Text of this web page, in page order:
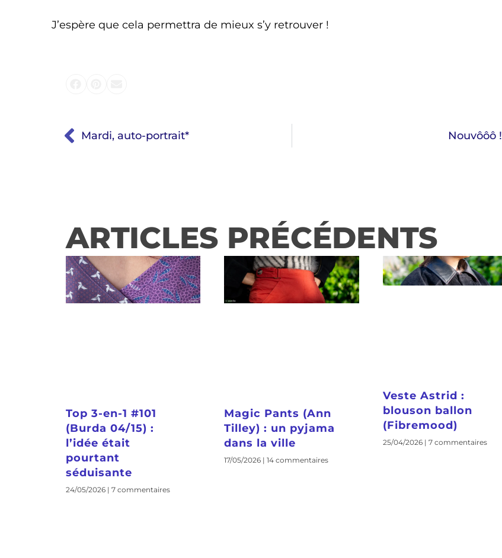
J’espère que cela permettra de mieux s’y retrouver !
Mardi, auto-portrait* Nouvôôô !
ARTICLES PRÉCÉDENTS
Top 3-en-1 #101
(Burda 04/15) :
l’idée était
pourtant
séduisante
24/05/2026 7 commentaires
Magic Pants (Ann
Tilley) : un pyjama
dans la ville
17/05/2026 14 commentaires
Veste Astrid :
blouson ballon
(Fibremood)
25/04/2026 7 commentaires